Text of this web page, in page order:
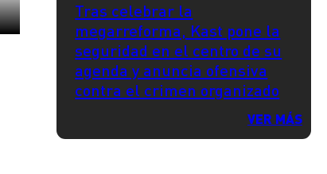
Tras celebrar la
megarreforma, Kast pone la
seguridad en el centro de su
agenda y anuncia ofensiva
contra el crimen organizado
VER MÁS